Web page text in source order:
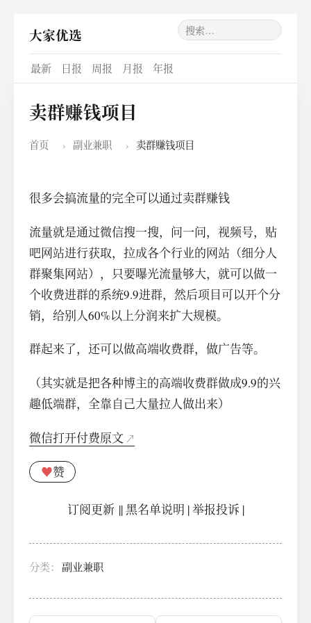
大家优选
最新 日报 周报 月报 年报
卖群赚钱项目
首页 › 副业兼职 › 卖群赚钱项目
很多会搞流量的完全可以通过卖群赚钱
流量就是通过微信搜一搜，问一问，视频号，贴
吧网站进行获取，拉成各个行业的网站（细分人
群聚集网站），只要曝光流量够大，就可以做一
个收费进群的系统9.9进群，然后项目可以开个分
销，给别人60%以上分润来扩大规模。
群起来了，还可以做高端收费群，做广告等。
（其实就是把各种博主的高端收费群做成9.9的兴
趣低端群，全靠自己大量拉人做出来）
微信打开付费原文
♥赞
订阅更新||黑名单说明 |举报投诉 |
分类： 副业兼职